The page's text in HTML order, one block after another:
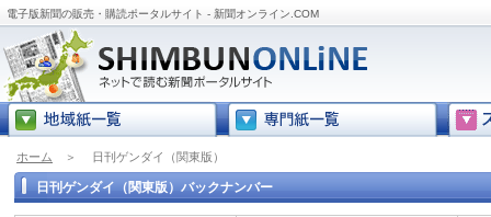
電子版新聞の販売・購読ポータルサイト - 新聞オンライン.COM
ホーム ＞ 日刊ゲンダイ（関東版）
日刊ゲンダイ（関東版）バックナンバー